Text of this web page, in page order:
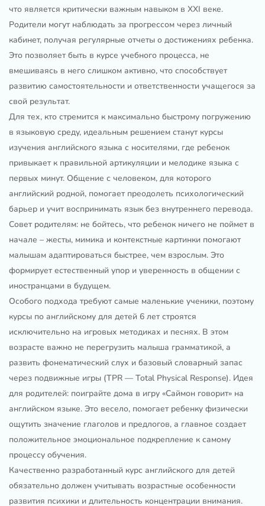
что является критически важным навыком в XXI веке.
Родители могут наблюдать за прогрессом через личный
кабинет, получая регулярные отчеты о достижениях ребенка.
Это позволяет быть в курсе учебного процесса, не
вмешиваясь в него слишком активно, что способствует
развитию самостоятельности и ответственности учащегося за
свой результат.
Для тех, кто стремится к максимально быстрому погружению
в языковую среду, идеальным решением станут курсы
изучения английского языка с носителями, где ребенок
привыкает к правильной артикуляции и мелодике языка с
первых минут. Общение с человеком, для которого
английский родной, помогает преодолеть психологический
барьер и учит воспринимать язык без внутреннего перевода.
Совет родителям: не бойтесь, что ребенок ничего не поймет в
начале – жесты, мимика и контекстные картинки помогают
малышам адаптироваться быстрее, чем взрослым. Это
формирует естественный упор и уверенность в общении с
иностранцами в будущем.
Особого подхода требуют самые маленькие ученики, поэтому
курсы по английскому для детей 6 лет строятся
исключительно на игровых методиках и песнях. В этом
возрасте важно не перегрузить малыша грамматикой, а
развить фонематический слух и базовый словарный запас
через подвижные игры (TPR — Total Physical Response). Идея
для родителей: поиграйте дома в игру «Саймон говорит» на
английском языке. Это весело, помогает ребенку физически
ощутить значение глаголов и предлогов, а главное создает
положительное эмоциональное подкрепление к самому
процессу обучения.
Качественно разработанный курс английского для детей
обязательно должен учитывать возрастные особенности
развития психики и длительность концентрации внимания.